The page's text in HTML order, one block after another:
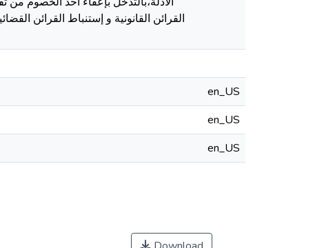
القرائن القانونية و إستنباط القرائن
en_US
en_US
en_US